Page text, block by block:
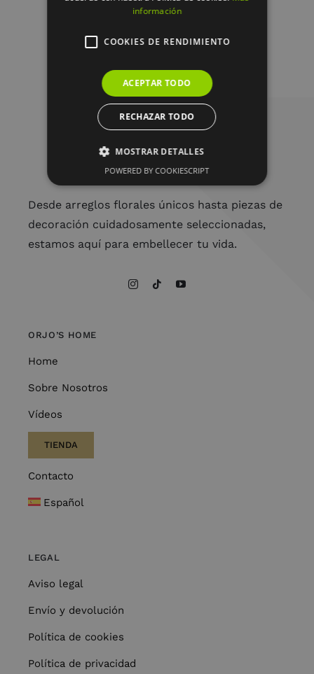
23.95€
Desde arreglos florales únicos hasta piezas de
decoración cuidadosamente seleccionadas,
estamos aquí para embellecer tu vida.
ORJO’S HOME
Home
Sobre Nosotros
Vídeos
TIENDA
Contacto
Español
LEGAL
Aviso legal
Envío y devolución
Política de cookies
Política de privacidad
información
COOKIES DE RENDIMIENTO
ACEPTAR TODO
RECHAZAR TODO
MOSTRAR DETALLES
POWERED BY COOKIESCRIPT